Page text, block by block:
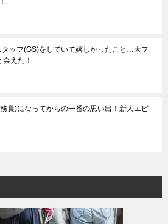
タッフ(GS)をしていて嬉しかったこと…大フ
えた！
員)になってからの一番の思い出！新人エピ